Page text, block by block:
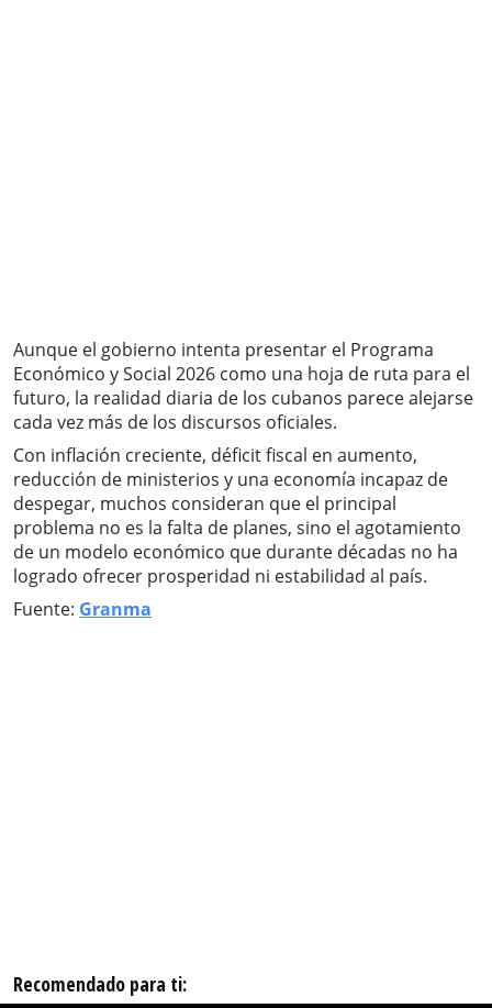
Aunque el gobierno intenta presentar el Programa
Económico y Social 2026 como una hoja de ruta para el
futuro, la realidad diaria de los cubanos parece alejarse
cada vez más de los discursos oficiales.
Con inflación creciente, déficit fiscal en aumento,
reducción de ministerios y una economía incapaz de
despegar, muchos consideran que el principal
problema no es la falta de planes, sino el agotamiento
de un modelo económico que durante décadas no ha
logrado ofrecer prosperidad ni estabilidad al país.
Fuente: Granma
Recomendado para ti: